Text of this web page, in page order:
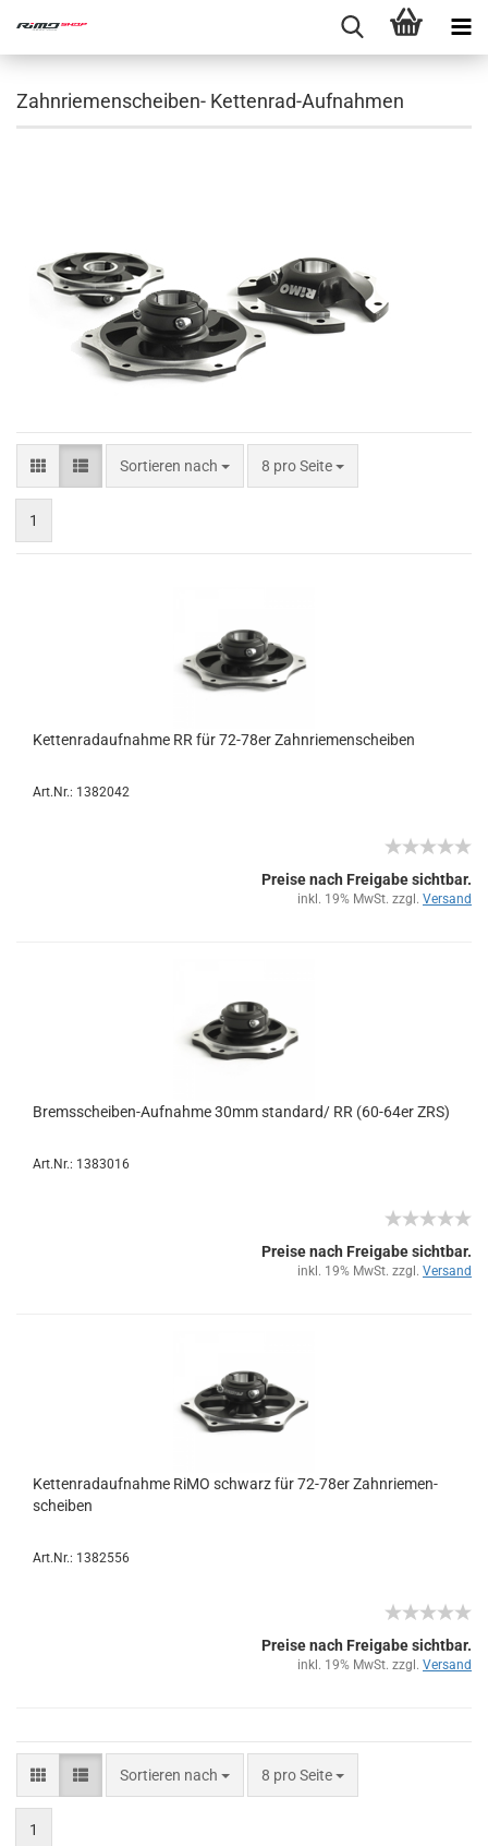
Zahnriemenscheiben- Kettenrad-Aufnahmen
Sortieren nach 8 pro Seite
1
Ket­ten­rad­auf­nah­me RR für 72-​78er Zahn­rie­men­schei­ben
Art.Nr.: 1382042
Preise nach Freigabe sichtbar.
inkl. 19% MwSt. zzgl. Versand
Bremsscheiben-​​Auf­nah­me 30mm stan­dard/ RR (60-​64er ZRS)
Art.Nr.: 1383016
Preise nach Freigabe sichtbar.
inkl. 19% MwSt. zzgl. Versand
Ket­ten­rad­auf­nah­me RiMO schwarz für 72-​78er Zahn­rie­men­
schei­ben
Art.Nr.: 1382556
Preise nach Freigabe sichtbar.
inkl. 19% MwSt. zzgl. Versand
Sortieren nach 8 pro Seite
1